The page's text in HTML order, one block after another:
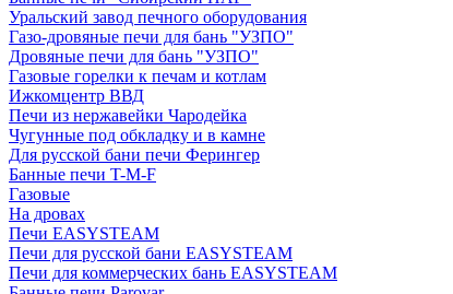
Уральский завод печного оборудования
Газо-дровяные печи для бань "УЗПО"
Дровяные печи для бань "УЗПО"
Газовые горелки к печам и котлам
Ижкомцентр ВВД
Печи из нержавейки Чародейка
Чугунные под обкладку и в камне
Для русской бани печи Ферингер
Банные печи T-M-F
Газовые
На дровах
Печи EASYSTEAM
Печи для русской бани EASYSTEAM
Печи для коммерческих бань EASYSTEAM